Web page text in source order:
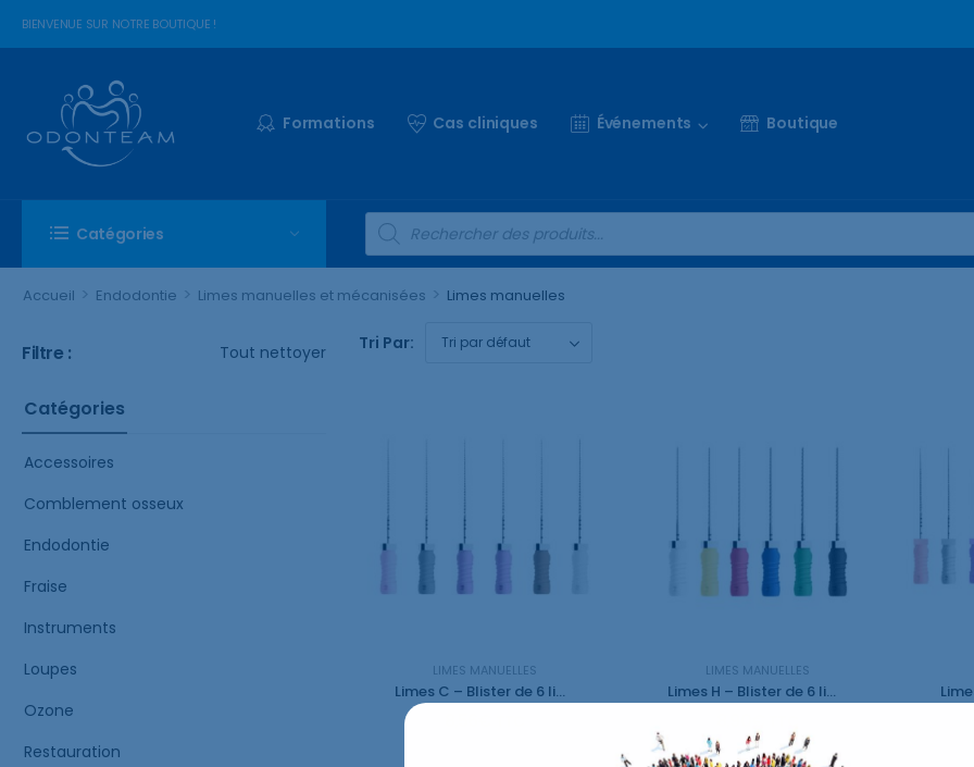
BIENVENUE SUR NOTRE BOUTIQUE !
Formations Cas cliniques Événements Boutique
Catégories
Accueil > Endodontie > Limes manuelles et mécanisées > Limes manuelles
Filtre : Tout nettoyer
Catégories
Accessoires
Comblement osseux
Endodontie
Fraise
Instruments
Loupes
Ozone
Restauration
Tri Par:
LIMES MANUELLES
Limes C – Blister de 6 limes
LIMES MANUELLES
Limes H – Blister de 6 limes